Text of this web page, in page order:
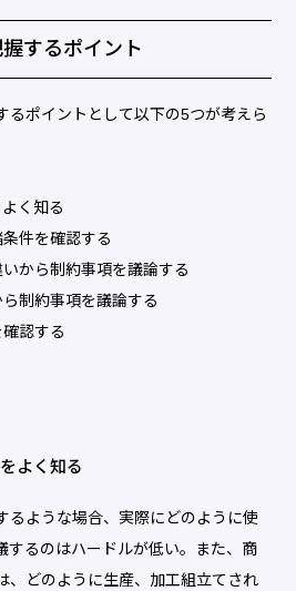
するポイント
ポイントとして以下の5つが考えら
く知る
件を確認する
から制約事項を議論する
制約事項を議論する
認する
よく知る
ような場合、実際にどのように使
するのはハードルが低い。また、商
、どのように生産、加工組立てされ